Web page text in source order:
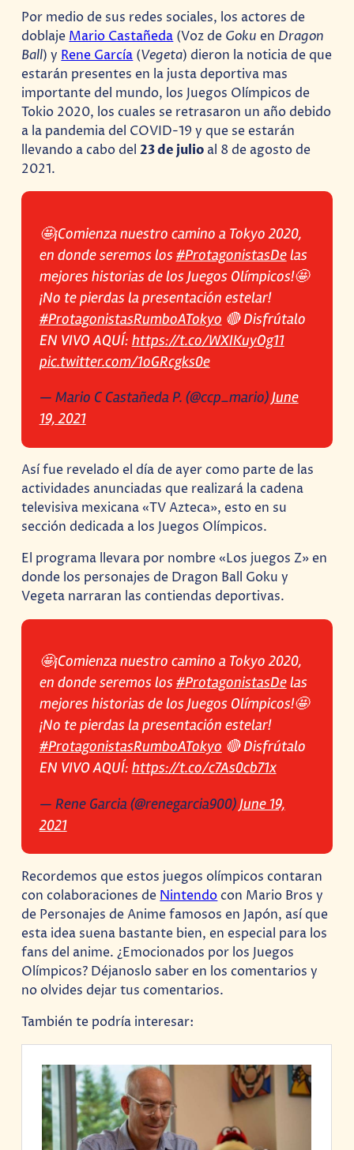
Por medio de sus redes sociales, los actores de
doblaje Mario Castañeda (Voz de Gokuen Dragon
Ball) y Rene García (Vegeta) dieron la noticia de que
estarán presentes en la justa deportiva mas
importante del mundo, los Juegos Olímpicos de
Tokio 2020, los cuales se retrasaron un año debido
a la pandemia del COVID-19 y que se estarán
llevando a cabo del23 de julio al 8 de agosto de
2021.
🤩¡Comienza nuestro camino a Tokyo 2020,
en donde seremos los#ProtagonistasDelas
mejores historias de los Juegos Olímpicos!🤩
¡No te pierdas la presentación estelar!
#ProtagonistasRumboATokyo 🔴 Disfrútalo
EN VIVO AQUÍ: https://t.co/WXIKuyOg11
pic.twitter.com/1oGRcgks0e
— Mario C Castañeda P. (@ccp_mario)June
19, 2021
Así fue revelado el día de ayer como parte de las
actividades anunciadas que realizará la cadena
televisiva mexicana «TV Azteca», esto en su
sección dedicada a los Juegos Olímpicos.
El programa llevara por nombre «Los juegos Z» en
donde los personajes de Dragon Ball Goku y
Vegeta narraran las contiendas deportivas.
🤩¡Comienza nuestro camino a Tokyo 2020,
en donde seremos los#ProtagonistasDelas
mejores historias de los Juegos Olímpicos!🤩
¡No te pierdas la presentación estelar!
#ProtagonistasRumboATokyo 🔴 Disfrútalo
EN VIVO AQUÍ: https://t.co/c7As0cb71x
— Rene Garcia (@renegarcia900)June 19,
2021
Recordemos que estos juegos olímpicos contaran
con colaboraciones de Nintendocon Mario Bros y
de Personajes de Anime famosos en Japón, así que
esta idea suena bastante bien, en especial para los
fans del anime. ¿Emocionados por los Juegos
Olímpicos? Déjanoslo saber en los comentarios y
no olvides dejar tus comentarios.
También te podría interesar: